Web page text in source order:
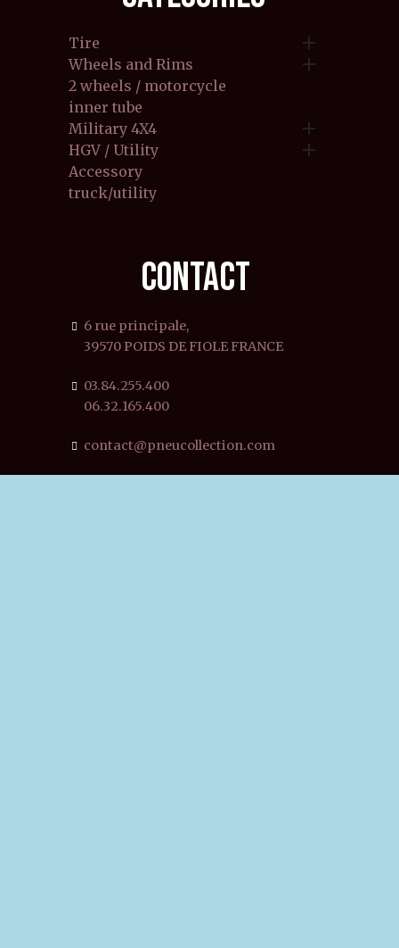
Tire 
Wheels and Rims 
2 wheels / motorcycle
inner tube
Military 4X4

HGV / Utility 
Accessory
truck/utility
CONTACT
6 rue principale,
39570 POIDS DE FIOLE FRANCE
03.84.255.400
06.32.165.400
contact@pneucollection.com